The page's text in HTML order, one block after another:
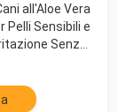
all'Aloe Vera
Pelli Sensibili e
Senza
100% Vegan